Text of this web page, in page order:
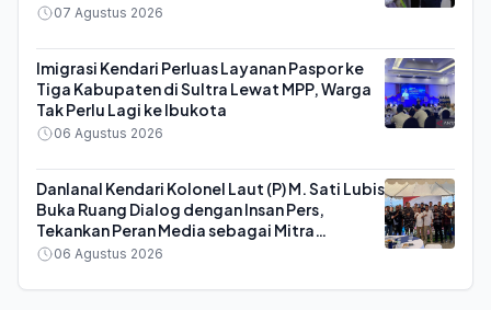
07 Agustus 2026
Imigrasi Kendari Perluas Layanan Paspor ke
Tiga Kabupaten di Sultra Lewat MPP, Warga
Tak Perlu Lagi ke Ibukota
06 Agustus 2026
Danlanal Kendari Kolonel Laut (P) M. Sati Lubis
Buka Ruang Dialog dengan Insan Pers,
Tekankan Peran Media sebagai Mitra
Strategis TNI AL
06 Agustus 2026